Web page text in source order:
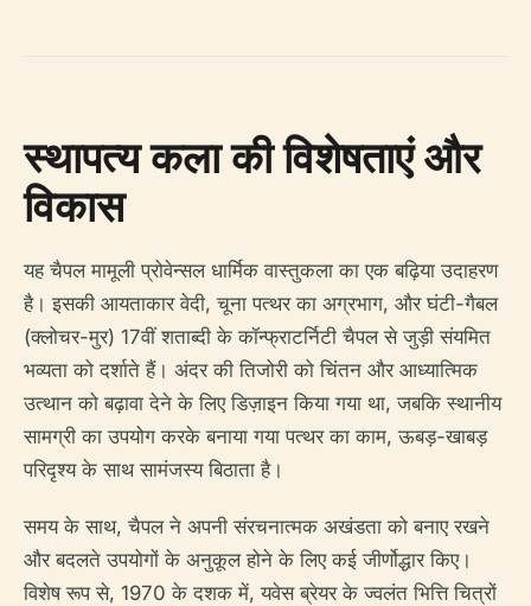
स्थापत्य कला की विशेषताएं और
विकास
यह चैपल मामूली प्रोवेन्सल धार्मिक वास्तुकला का एक बढ़िया उदाहरण
है। इसकी आयताकार वेदी, चूना पत्थर का अग्रभाग, और घंटी-गैबल
(क्लोचर-मुर) 17वीं शताब्दी के कॉन्फ्राटर्निटी चैपल से जुड़ी संयमित
भव्यता को दर्शाते हैं। अंदर की तिजोरी को चिंतन और आध्यात्मिक
उत्थान को बढ़ावा देने के लिए डिज़ाइन किया गया था, जबकि स्थानीय
सामग्री का उपयोग करके बनाया गया पत्थर का काम, ऊबड़-खाबड़
परिदृश्य के साथ सामंजस्य बिठाता है।
समय के साथ, चैपल ने अपनी संरचनात्मक अखंडता को बनाए रखने
और बदलते उपयोगों के अनुकूल होने के लिए कई जीर्णोद्धार किए।
विशेष रूप से, 1970 के दशक में, यवेस ब्रेयर के ज्वलंत भित्ति चित्रों